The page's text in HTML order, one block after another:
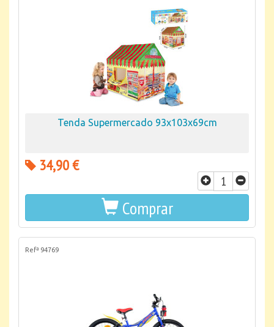
Tenda Supermercado 93x103x69cm
34,90 €
Comprar
Refª 94769